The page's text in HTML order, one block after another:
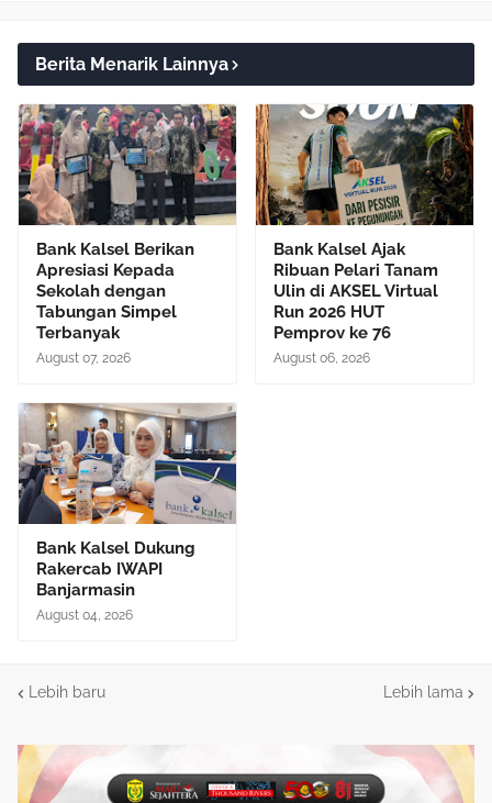
Berita Menarik Lainnya
Bank Kalsel Berikan
Apresiasi Kepada
Sekolah dengan
Tabungan Simpel
Terbanyak
August 07, 2026
Bank Kalsel Ajak
Ribuan Pelari Tanam
Ulin di AKSEL Virtual
Run 2026 HUT
Pemprov ke 76
August 06, 2026
Bank Kalsel Dukung
Rakercab IWAPI
Banjarmasin
August 04, 2026
Lebih baru Lebih lama